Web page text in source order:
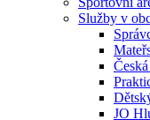
Služby v
JO